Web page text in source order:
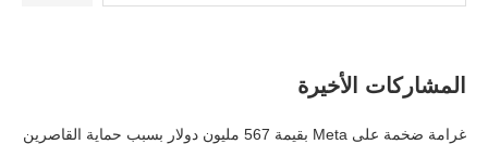
المشاركات الأخيرة
غرامة ضخمة على Meta بقيمة 567 مليون دولار بسبب حماية القاصرين